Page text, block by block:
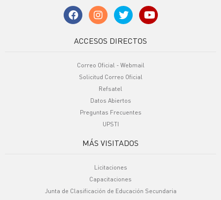
ACCESOS DIRECTOS
Correo Oficial - Webmail
Solicitud Correo Oficial
Refsatel
Datos Abiertos
Preguntas Frecuentes
UPSTI
MÁS VISITADOS
Licitaciones
Capacitaciones
Junta de Clasificación de Educación Secundaria